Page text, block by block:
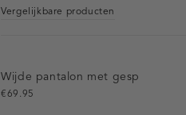
Vergelijkbare producten
Wijde pantalon met gesp
€69.95